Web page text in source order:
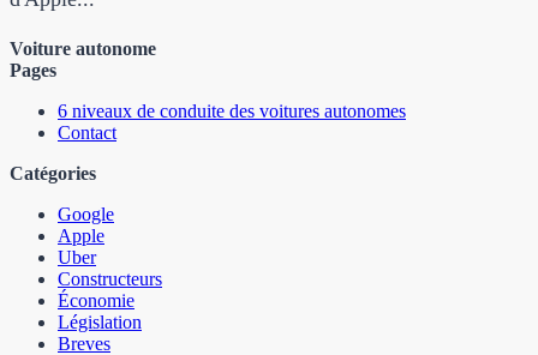
Voiture autonome
Pages
6 niveaux de conduite des voitures autonomes
Contact
Catégories
Google
Apple
Uber
Constructeurs
Économie
Législation
Breves